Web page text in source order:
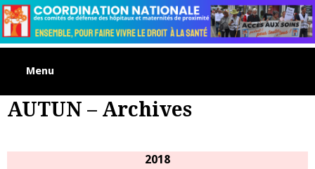
Skip
to
content
Menu
AUTUN – Archives
2018